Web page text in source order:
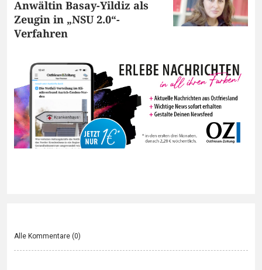
Anwältin Basay-Yildiz als
Zeugin in „NSU 2.0“-
Verfahren
Alle Kommentare (0)